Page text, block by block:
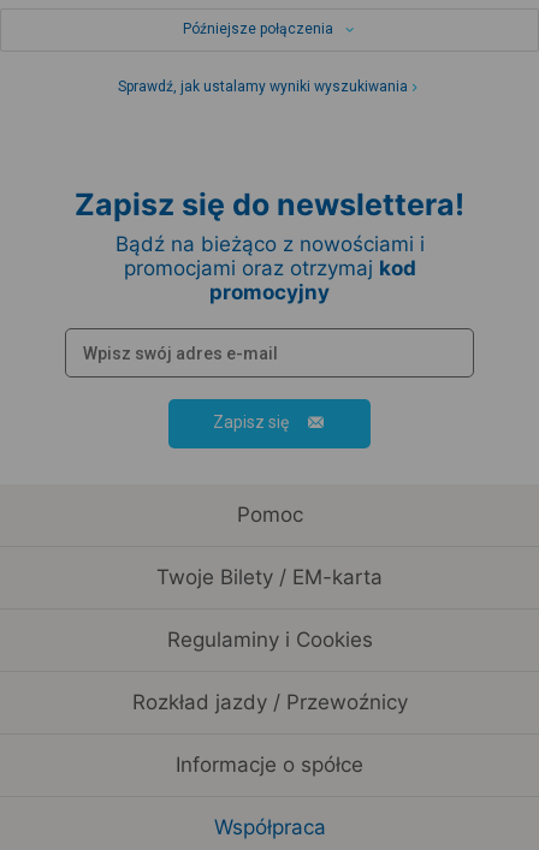
Późniejsze połączenia
Sprawdź, jak ustalamy wyniki wyszukiwania
Zapisz się do newslettera!
Bądź na bieżąco z nowościami i
promocjami oraz otrzymaj kod
promocyjny
Zapisz się
Pomoc
Twoje Bilety / EM-karta
Regulaminy i Cookies
Rozkład jazdy / Przewoźnicy
Informacje o spółce
Współpraca